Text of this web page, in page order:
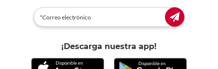
¡Descarga nuestra app!